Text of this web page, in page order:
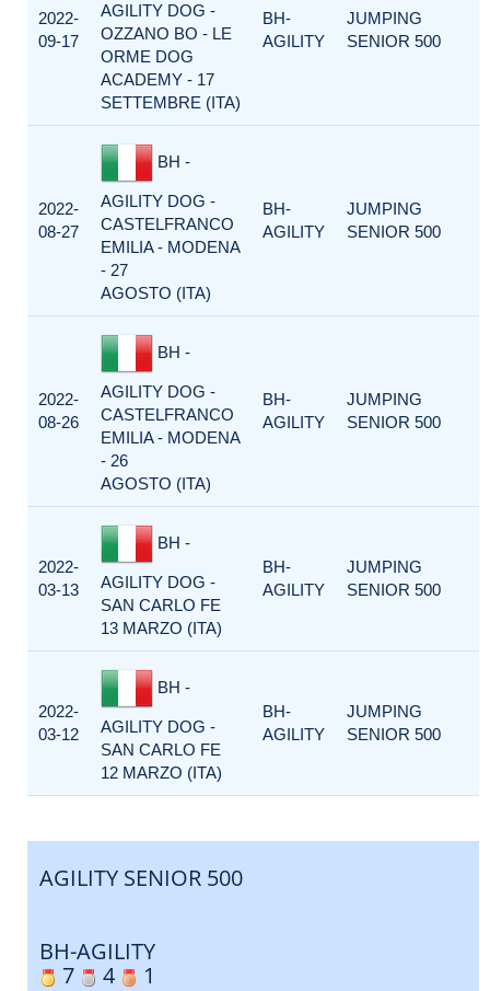
2022-
09-17
AGILITY DOG -
OZZANO BO - LE
ORME DOG
ACADEMY - 17
SETTEMBRE (ITA)
BH-
AGILITY
JUMPING
SENIOR 500
2022-
08-27
BH -
AGILITY DOG -
CASTELFRANCO
EMILIA - MODENA
- 27
AGOSTO (ITA)
BH-
AGILITY
JUMPING
SENIOR 500
2022-
08-26
BH -
AGILITY DOG -
CASTELFRANCO
EMILIA - MODENA
- 26
AGOSTO (ITA)
BH-
AGILITY
JUMPING
SENIOR 500
2022-
03-13
BH -
AGILITY DOG -
SAN CARLO FE
13 MARZO (ITA)
BH-
AGILITY
JUMPING
SENIOR 500
2022-
03-12
BH -
AGILITY DOG -
SAN CARLO FE
12 MARZO (ITA)
BH-
AGILITY
JUMPING
SENIOR 500
AGILITY SENIOR 500
BH-AGILITY
7
4 1